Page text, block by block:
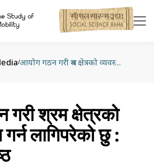
/ आयोग गठन गरी श्रम क्षेत्रको व्यवस्थापन गर्न लागिपरेको छु : मन्त्री श्रेष्ठ
श्रम क्षेत्रको
लागिपरेको छु :